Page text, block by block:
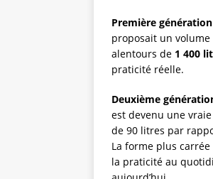
Première
proposait un volume
alentours de 1 400
praticité réelle.
Deuxième
est devenu une
de 90 litres par
La forme plus carrée
la praticité au